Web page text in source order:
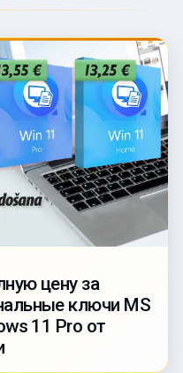
цену за
ключи MS
11 Pro от